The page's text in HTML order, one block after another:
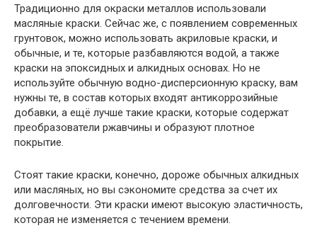
Традиционно для окраски металлов использовали
масляные краски. Сейчас же, с появлением современных
грунтовок, можно использовать акриловые краски, и
обычные, и те, которые разбавляются водой, а также
краски на эпоксидных и алкидных основах. Но не
используйте обычную водно-дисперсионную краску, вам
нужны те, в состав которых входят антикоррозийные
добавки, а ещё лучше такие краски, которые содержат
преобразователи ржавчины и образуют плотное
покрытие.
Стоят такие краски, конечно, дороже обычных алкидных
или масляных, но вы сэкономите средства за счет их
долговечности. Эти краски имеют высокую эластичность,
которая не изменяется с течением времени.